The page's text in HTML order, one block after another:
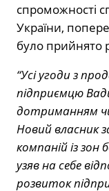
спроможності
України,
було прийнято
“Усі угоди з
підприємцю
дотриманням
Новий власник
компаній із зон
узяв на себе
розвиток